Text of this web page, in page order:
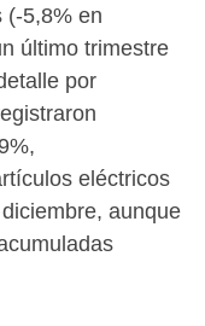
(-5,8% en
último trimestre
por
eléctricos
aunque